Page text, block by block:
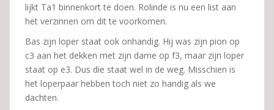
lijkt Ta1 binnenkort te doen. Rolinde is nu een list aan
het verzinnen om dit te voorkomen.
Bas zijn loper staat ook onhandig. Hij was zijn pion op
c3 aan het dekken met zijn dame op f3, maar zijn loper
staat op e3. Dus die staat wel in de weg. Misschien is
het loperpaar hebben toch niet zo handig als we
dachten.